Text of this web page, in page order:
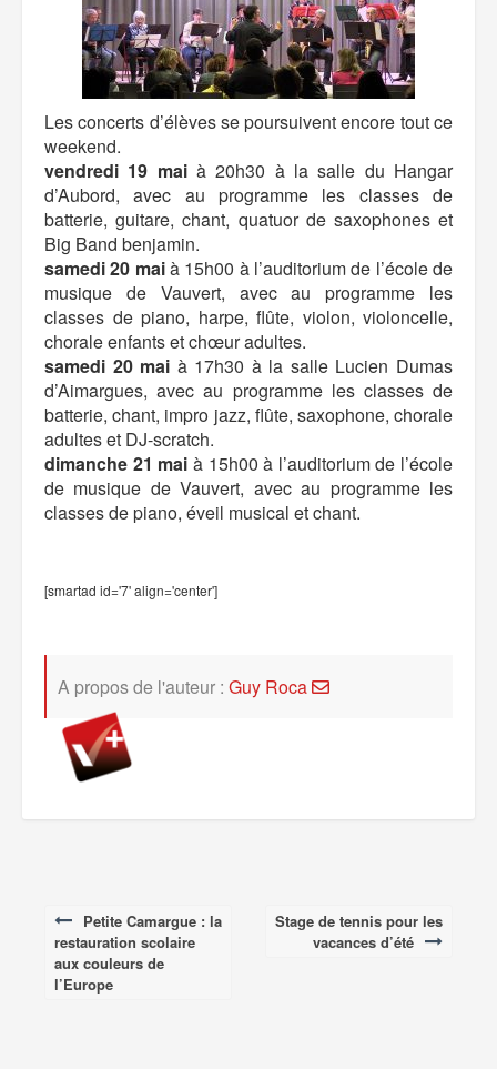
Les concerts d’élèves se poursuivent encore tout ce
weekend.
vendredi 19 maià 20h30 à la salle du Hangar
d’Aubord, avec au programme les classes de
batterie, guitare, chant, quatuor de saxophones et
Big Band benjamin.
samedi 20 maià 15h00 à l’auditorium de l’école de
musique de Vauvert, avec au programme les
classes de piano, harpe, flûte, violon, violoncelle,
chorale enfants et chœur adultes.
samedi 20 mai à 17h30 à la salle Lucien Dumas
d’Aimargues, avec au programme les classes de
batterie, chant, impro jazz, flûte, saxophone, chorale
adultes et DJ-scratch.
dimanche 21 mai à 15h00 à l’auditorium de l’école
de musique de Vauvert, avec au programme les
classes de piano, éveil musical et chant.
[smartad id='7' align='center']
A propos de l'auteur : Guy Roca
Post
navigation
Petite Camargue : la
restauration scolaire
aux couleurs de
l’Europe
Stage de tennis pour les
vacances d’été